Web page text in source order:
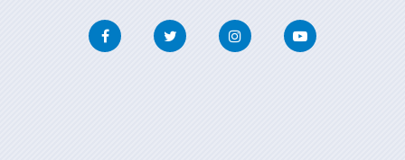
FacebookTwitter InstagramYoutube